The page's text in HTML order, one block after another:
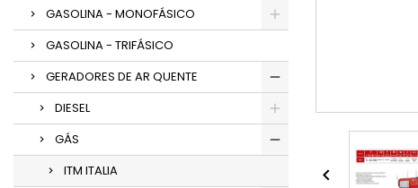
GASOLINA - MONOFÁSICO
GASOLINA - TRIFÁSICO
GERADORES DE AR QUENTE
DIESEL
GÁS
ITM ITALIA
